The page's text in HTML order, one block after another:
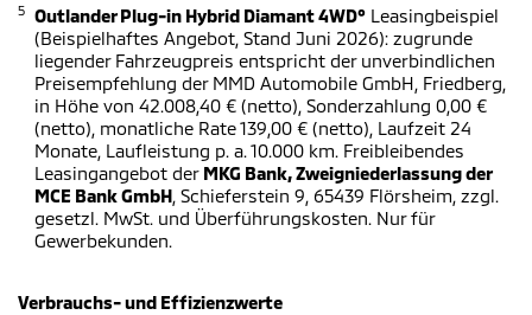
5 Outlander Plug-in Hybrid Diamant 4WD° Leasingbeispiel
(Beispielhaftes Angebot, Stand Juni 2026): zugrunde
liegender Fahrzeugpreis entspricht der unverbindlichen
Preisempfehlung der MMD Automobile GmbH, Friedberg,
in Höhe von 42.008,40 € (netto), Sonderzahlung 0,00 €
(netto), monatliche Rate 139,00 € (netto), Laufzeit 24
Monate, Laufleistung p. a. 10.000 km. Freibleibendes
Leasingangebot der MKG Bank, Zweigniederlassung der
MCE Bank GmbH , Schieferstein 9, 65439 Flörsheim, zzgl.
gesetzl. MwSt. und Überführungskosten. Nur für
Gewerbekunden.
Verbrauchs- und Effizienzwerte